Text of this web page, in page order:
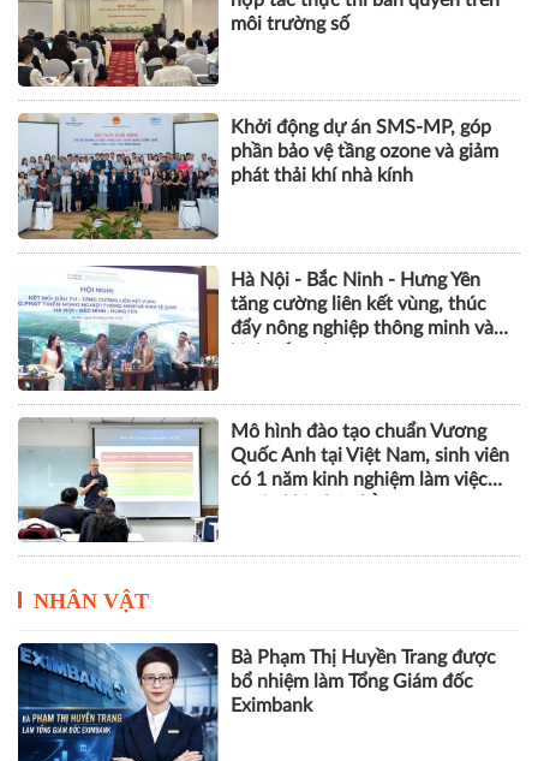
môi trường số
Khởi động dự án SMS-MP, góp
phần bảo vệ tầng ozone và giảm
phát thải khí nhà kính
Hà Nội - Bắc Ninh - Hưng Yên
tăng cường liên kết vùng, thúc
đẩy nông nghiệp thông minh và
Mô hình đào tạo chuẩn Vương
Quốc Anh tại Việt Nam, sinh viên
có 1 năm kinh nghiệm làm việc
NHÂN VẬT
Bà Phạm Thị Huyền Trang được
bổ nhiệm làm Tổng Giám đốc
Eximbank